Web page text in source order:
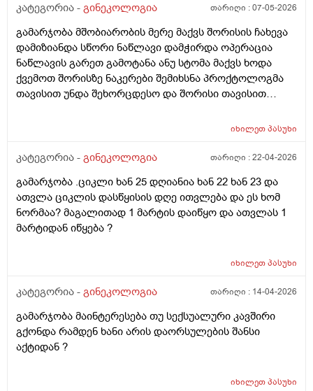
კატეგორია - გინეკოლოგია თარიღი :07-05-2026
გამარჯობა მშობიარობის მერე მაქვს შორისის ჩახევა
დამიზიანდა სწორი ნაწლავი დამჭირდა ოპერაცია
ნაწლავის გარეთ გამოტანა ანუ სტომა მაქვს ხოდა
ქვემოთ შორისზე ნაკერები შემიხსნა პროქტოლოგმა
თავისით უნდა შეხორცდესო და შორისი თავისით
იხილეთპასუხი
კატეგორია - გინეკოლოგია თარიღი :22-04-2026
გამარჯობა .ციკლი ხან 25 დღიანია ხან 22 ხან 23 და
ათვლა ციკლის დასწყისის დღე ითვლება და ეს ხომ
ნორმაა? მაგალითად 1 მარტის დაიწყო და ათვლას 1
მარტიდან იწყება ?
იხილეთპასუხი
კატეგორია - გინეკოლოგია თარიღი : 14-04-2026
გამარჯობა მაინტერესება თუ სექსუალური კავშირი
გქონდა რამდენ ხანი არის დაორსულების შანსი
აქტიდან ?
იხილეთპასუხი